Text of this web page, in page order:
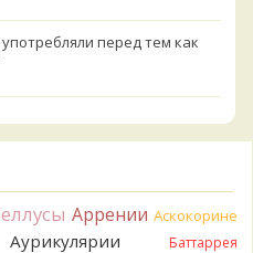
перед тем как
почувствовал. Супруга
Детям тоже не горький.
нет. Но вот такие
конечно,
Аррении Аскокорине
Аурикулярии Баттаррея